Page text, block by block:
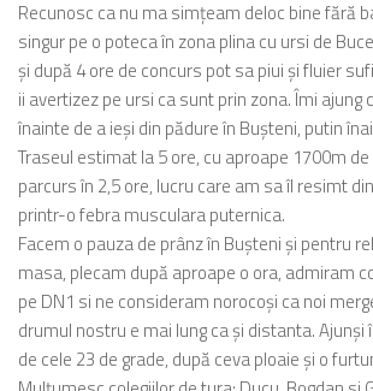
Recunosc ca nu ma simțeam deloc bine fără
singur pe o poteca în zona plina cu ursi de
și după 4 ore de concurs pot sa piui și fluier
ii avertizez pe ursi ca sunt prin zona. Îmi ajung
înainte de a ieși din pădure în Bușteni, putin
Traseul estimat la 5 ore, cu aproape 1700m
parcurs în 2,5 ore, lucru care am sa îl resimt
printr-o febra musculara puternica.
Facem o pauza de prânz în Bușteni și pentru
masa, plecam după aproape o ora, admiram
pe DN1 si ne consideram norocoși ca noi
drumul nostru e mai lung ca și distanta. Ajunși
de cele 23 de grade, după ceva ploaie și o